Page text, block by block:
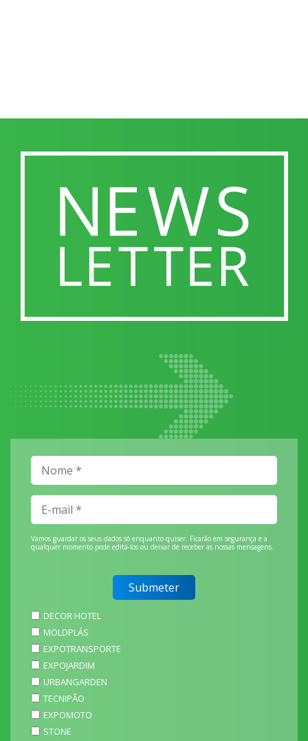
Vamos guardar os seus dados só enquanto quiser. Ficarão em segurança e a
qualquer momento pode editá-los ou deixar de receber as nossas mensagens.
DECOR HOTEL
MOLDPLÁS
EXPOTRANSPORTE
EXPOJARDIM
URBANGARDEN
TECNIPÃO
EXPOMOTO
STONE